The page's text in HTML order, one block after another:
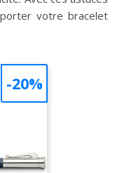
votre bracelet
-20%